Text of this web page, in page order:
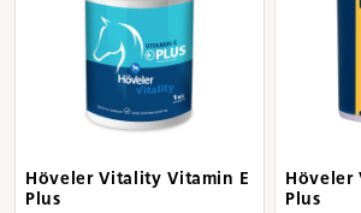
Höveler Vitality Vitamin E
Plus
Höveler
Plus